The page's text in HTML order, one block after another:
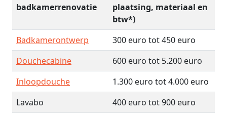
badkamerrenovatie
plaatsing, materiaal en
btw*)
Badkamerontwerp
300 euro tot 450 euro
Douchecabine
600 euro tot 5.200 euro
Inloopdouche
1.300 euro tot 4.000 euro
Lavabo
400 euro tot 900 euro